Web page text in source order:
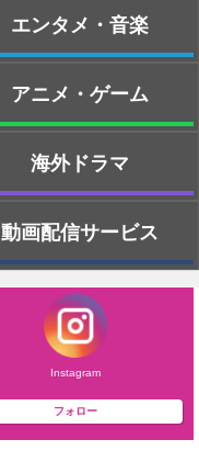
エンタメ・音楽
アニメ・ゲーム
海外ドラマ
動画配信サービス
Instagram
フォロー